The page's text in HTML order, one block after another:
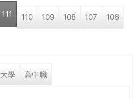
111 110 109 108 107 106
學 高中職